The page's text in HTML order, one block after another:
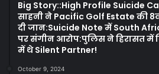
Big Story::High Profile Suicide
साहनी ने Pacific Golf Estate की
दी जान:Suicide Note में South
पर संगीन आरोप:पुलिस ने हिरासत में
में थे Silent Partner!
October 9, 2024